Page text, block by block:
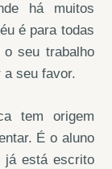
há muitos
é para todas
seu trabalho
a seu favor.
tem origem
É o aluno
já está escrito